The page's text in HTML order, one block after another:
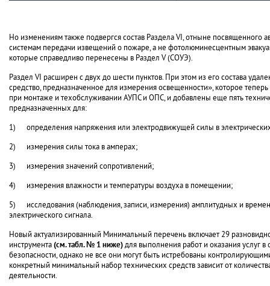
Но изменениям также подвергся состав Раздела VI, отныне посвященного
системам передачи извещений о пожаре, а не фотолюминесцентным
которые справедливо перенесены в Раздел V (СОУЭ).
Раздел VI расширен с двух до шести пунктов. При этом из его состава
средство, предназначенное для измерения освещенности», которое
при монтаже и техобслуживании АУПС и ОПС, и добавлены еще пять
предназначенных для:
1) определения напряжения или электродвижущей силы в
2) измерения силы тока в амперах;
3) измерения значений сопротивлений;
4) измерения влажности и температуры воздуха в помещении;
5) исследования (наблюдения, записи, измерения) амплитудных и
электрического сигнала.
Новый актуализированный Минимальный перечень включает 29
инструмента(см. табл. № 1 ниже)для выполнения работ и оказания услуг
безопасности, однако не все они могут быть истребованы
конкретный минимальный набор технических средств зависит от
деятельности.